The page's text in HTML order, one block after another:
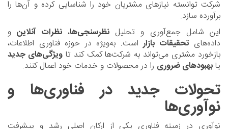
شرکت توانسته نیازهای مشتریان خود را شناسایی کرده و آن‌ها را
برآورده سازد.
این شامل جمع‌آوری و تحلیل نظرسنجی‌ها، نظرات آنلاینو
داده‌های تحقیقات بازاراست. به‌ویژه در حوزه فناوری اطلاعات،
بازخورد مشتری می‌تواند به شرکت‌ها کمک کند تا ویژگی‌های جدید
یابهبودهای ضروریرا در محصولات و خدمات خود اعمال کنند.
تحولات جدید در فناوری‌ها و
نوآوری‌ها
نوآوری در زمینه فناوری یکی از ارکان اصلی رشد و پیشرفت